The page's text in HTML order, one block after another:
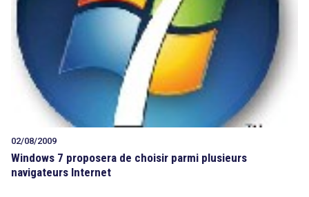
02/08/2009
Windows 7 proposera de choisir parmi plusieurs
navigateurs Internet